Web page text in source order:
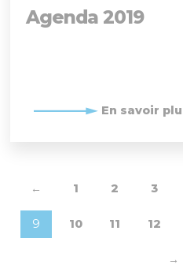
Agenda 2019
En savoir
← 1 2 3
9 10 11 12
→